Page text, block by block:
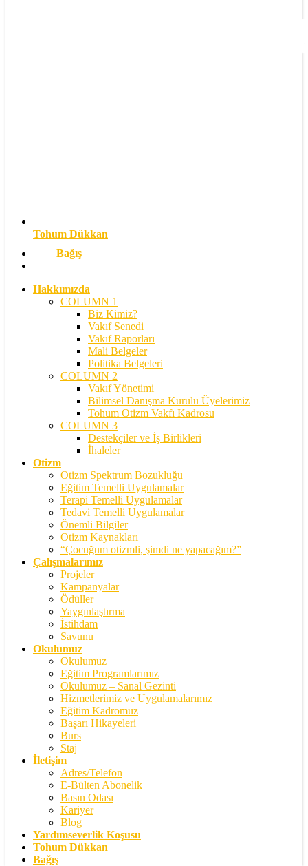
Tohum Dükkan
Bağış
Hakkımızda
COLUMN 1
Biz Kimiz?
Vakıf Senedi
Vakıf Raporları
Mali Belgeler
Politika Belgeleri
COLUMN 2
Vakıf Yönetimi
Bilimsel Danışma Kurulu Üyelerimiz
Tohum Otizm Vakfı Kadrosu
COLUMN 3
Destekçiler ve İş Birlikleri
İhaleler
Otizm
Otizm Spektrum Bozukluğu
Eğitim Temelli Uygulamalar
Terapi Temelli Uygulamalar
Tedavi Temelli Uygulamalar
Önemli Bilgiler
Otizm Kaynakları
“Çocuğum otizmli, şimdi ne yapacağım?”
Çalışmalarımız
Projeler
Kampanyalar
Ödüller
Yaygınlaştırma
İstihdam
Savunu
Okulumuz
Okulumuz
Eğitim Programlarımız
Okulumuz – Sanal Gezinti
Hizmetlerimiz ve Uygulamalarımız
Eğitim Kadromuz
Başarı Hikayeleri
Burs
Staj
İletişim
Adres/Telefon
E-Bülten Abonelik
Basın Odası
Kariyer
Blog
Yardımseverlik Koşusu
Tohum Dükkan
Bağış